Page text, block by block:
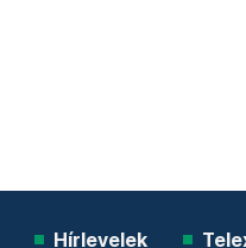
Hírlevelek